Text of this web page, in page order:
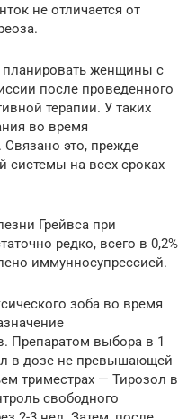
не отличается от
планировать женщины с
после проведенного
терапии. У таких
во время
это, прежде
системы на всех сроках
Грейвса при
редко, всего в 0,2%
иммунносупрессией.
зоба во время
Препаратом выбора в 1
в дозе не превышающей
триместрах — Тирозол в
свободного